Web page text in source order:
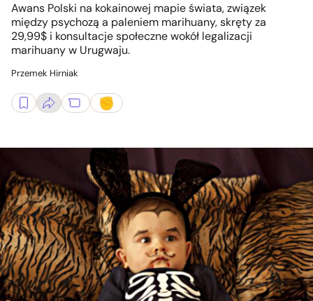
Awans Polski na kokainowej mapie świata, związek
między psychozą a paleniem marihuany, skręty za
29,99$ i konsultacje społeczne wokół legalizacji
marihuany w Urugwaju.
Przemek Hirniak